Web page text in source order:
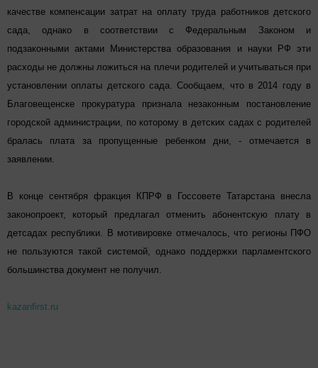
качестве компенсации затрат на оплату труда работников детского
сада, однако в соответствии с Федеральным Законом и
подзаконными актами Министерства образования и науки РФ эти
расходы не должны ложиться на плечи родителей и учитываться при
установлении оплаты детского сада. Сообщаем, что в 2014 году в
Благовещенске прокуратура признала незаконным постановление
городской администрации, по которому в детских садах с родителей
бралась плата за пропущенные ребенком дни, - отмечается в
заявлении.
В конце сентября фракция КПРФ в Госсовете Татарстана внесла
законопроект, который предлагал отменить абонентскую плату в
детсадах республики. В мотивировке отмечалось, что регионы ПФО
не пользуются такой системой, однако поддержки парламентского
большинства документ не получил.
kazanfirst.ru